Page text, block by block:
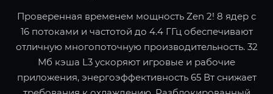
Проверенная временем мощность Zen 2! 8 ядер с
16 потоками и частотой до 4.4 ГГц обеспечивают
отличную многопоточную производительность. 32
Мб кэша L3 ускоряют игровые и рабочие
приложения, энергоэффективность 65 Вт снижает